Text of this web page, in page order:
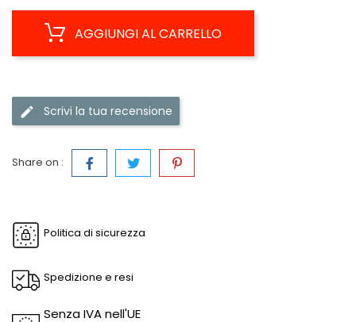
AGGIUNGI AL CARRELLO
Scrivi la tua recensione
Share on :
Politica di sicurezza
Spedizione e resi
Senza IVA nell'UE